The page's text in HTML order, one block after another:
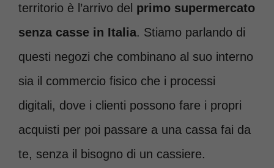
territorio è l’arrivo del primo supermercato
senza casse in Italia. Stiamo parlando di
questi negozi che combinano al suo interno
sia il commercio fisico che i processi
digitali, dove i clienti possono fare i propri
acquisti per poi passare a una cassa fai da
te, senza il bisogno di un cassiere.